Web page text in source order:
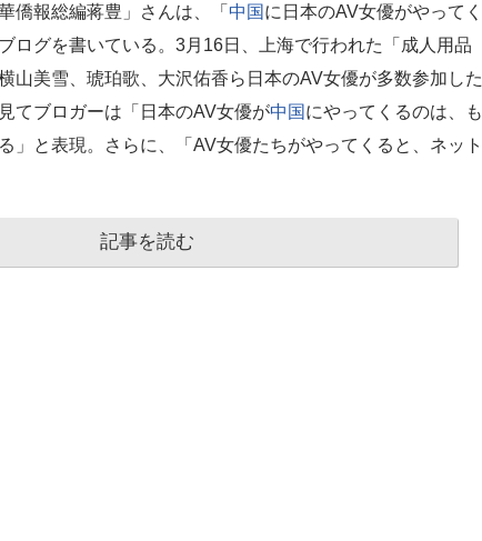
僑報総編蒋豊」さんは、「 中国 に日本のAV女優がやってく
ログを書いている。3月16日、上海で行われた「成人用品
山美雪、琥珀歌、大沢佑香ら日本のAV女優が多数参加した
てブロガーは「日本のAV女優が中国 にやってくるのは、も
」と表現。さらに、「AV女優たちがやってくると、ネット
記事を読む